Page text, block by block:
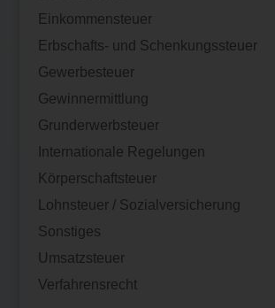
Einkommensteuer
Erbschafts- und Schenkungssteuer
Gewerbesteuer
Gewinnermittlung
Grunderwerbsteuer
Internationale Regelungen
Körperschaftsteuer
Lohnsteuer / Sozialversicherung
Sonstiges
Umsatzsteuer
Verfahrensrecht